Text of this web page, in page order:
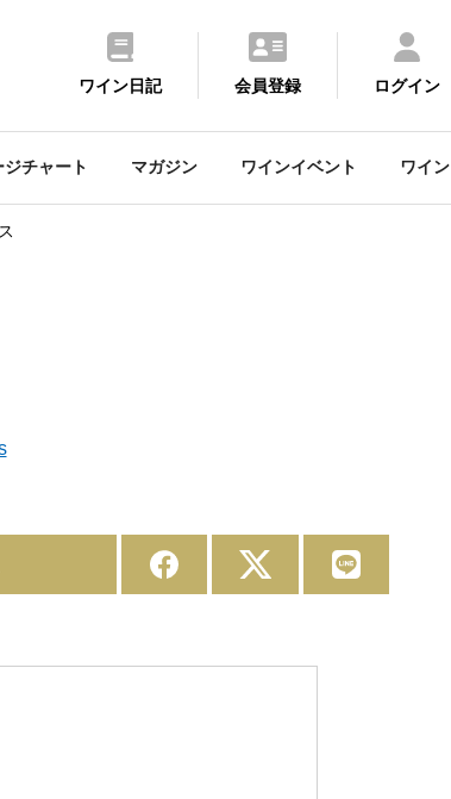
ワイン日記 会員登録 ログイン
チャート マガジン ワインイベント ワイン